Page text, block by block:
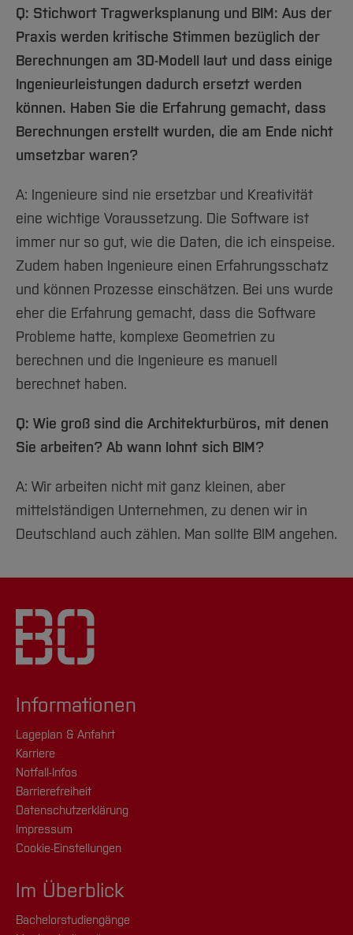
Q: Stichwort Tragwerksplanung und BIM: Aus der
Praxis werden kritische Stimmen bezüglich der
Berechnungen am 3D-Modell laut und dass einige
Ingenieurleistungen dadurch ersetzt werden
können. Haben Sie die Erfahrung gemacht, dass
Berechnungen erstellt wurden, die am Ende nicht
umsetzbar waren?
A: Ingenieure sind nie ersetzbar und Kreativität
eine wichtige Voraussetzung. Die Software ist
immer nur so gut, wie die Daten, die ich einspeise.
Zudem haben Ingenieure einen Erfahrungsschatz
und können Prozesse einschätzen. Bei uns wurde
eher die Erfahrung gemacht, dass die Software
Probleme hatte, komplexe Geometrien zu
berechnen und die Ingenieure es manuell
berechnet haben.
Q: Wie groß sind die Architekturbüros, mit denen
Sie arbeiten? Ab wann lohnt sich BIM?
A: Wir arbeiten nicht mit ganz kleinen, aber
mittelständigen Unternehmen, zu denen wir in
Deutschland auch zählen. Man sollte BIM angehen.
Informationen
Lageplan & Anfahrt
Karriere
Notfall-Infos
Barrierefreiheit
Datenschutzerklärung
Impressum
Cookie-Einstellungen
Im Überblick
Bachelorstudiengänge